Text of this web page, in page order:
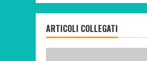
ARTICOLI COLLEGATI